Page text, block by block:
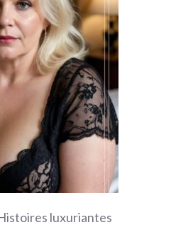
luxuriantes